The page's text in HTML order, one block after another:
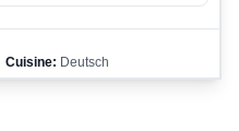
Cuisine: Deutsch